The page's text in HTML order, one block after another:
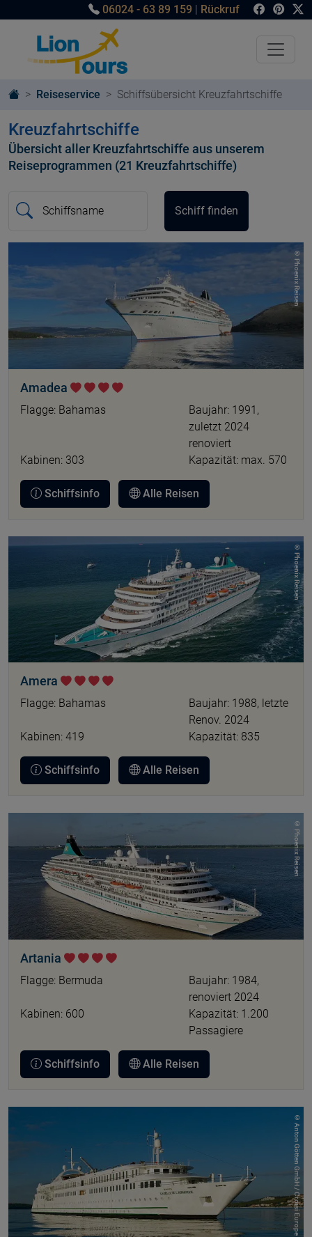
06024 - 63 89 159 | Rückruf
Reiseservice Schiffsübersicht Kreuzfahrtschiffe
Kreuzfahrtschiffe
Übersicht aller Kreuzfahrtschiffe aus unserem
Reiseprogrammen (21 Kreuzfahrtschiffe)
Schiffsname Schiff finden
© Phoenix Reisen
Amadea
Flagge: Bahamas
Baujahr: 1991,
zuletzt 2024
renoviert
Kabinen: 303
Kapazität: max. 570
Schiffsinfo Alle Reisen
© Phoenix Reisen
Amera
Flagge: Bahamas
Baujahr: 1988, letzte
Renov. 2024
Kabinen: 419
Kapazität: 835
Schiffsinfo Alle Reisen
© Phoenix Reisen
Artania
Flagge: Bermuda
Baujahr: 1984,
renoviert 2024
Kabinen: 600
Kapazität: 1.200
Passagiere
Schiffsinfo Alle Reisen
© Anton Götten GmbH / Croisi Europe